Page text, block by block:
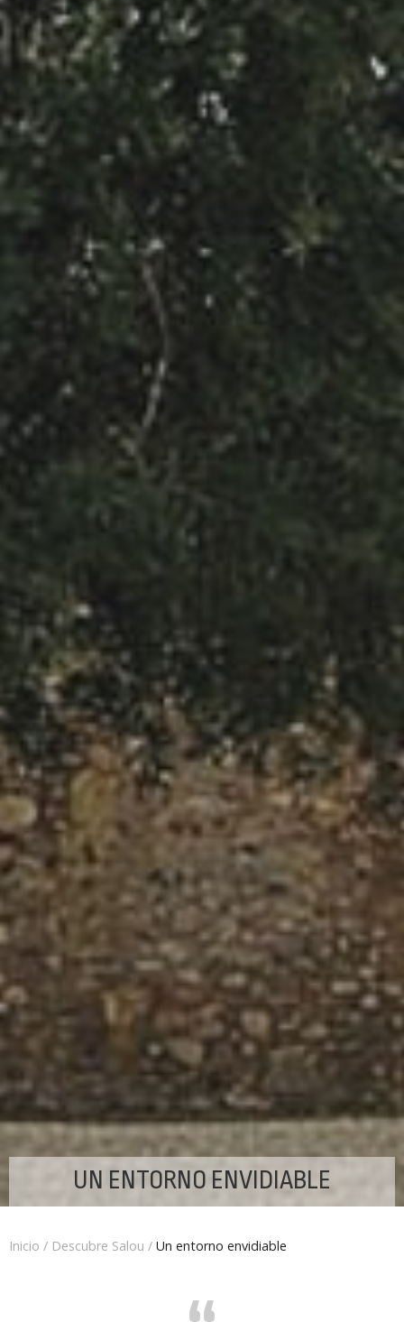
UN ENTORNO ENVIDIABLE
Inicio / Descubre Salou / Un entorno envidiable